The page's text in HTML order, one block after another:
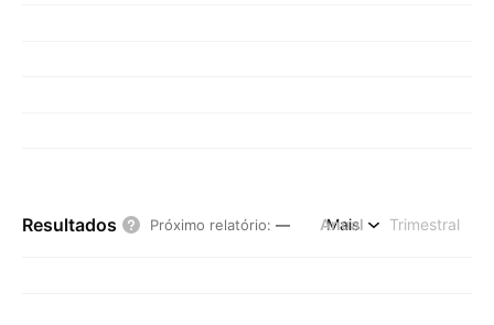
Resultados Próximo relatório: — Anual Trimestral
Mais